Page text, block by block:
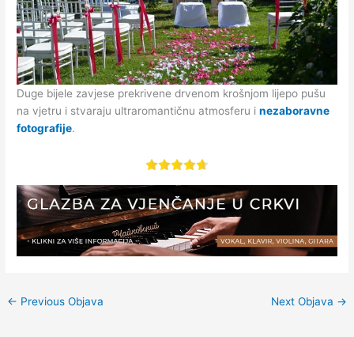
Duge bijele zavjese prekrivene drvenom krošnjom lijepo pušu
na vjetru i stvaraju ultraromantičnu atmosferu inezaboravne
fotografije.
← Previous Objava Next Objava →